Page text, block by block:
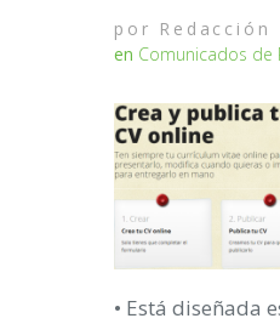
por Redacción
en Comunicados de
• Está diseñada